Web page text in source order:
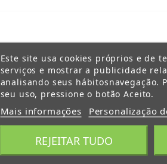
Este site usa cookies próprios e de
serviços e mostrar a publicidade
analisando seus hábitosnavegação.
seu uso, pressione o botão Aceito.
Mais informações Personalização
REJEITAR TUDO